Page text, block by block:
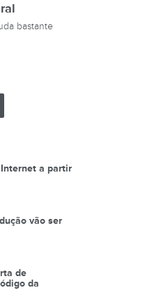
bastante
a partir
vão ser
de
da